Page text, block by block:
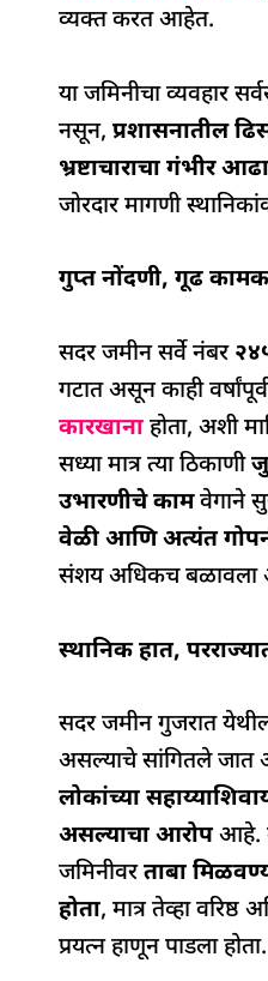
व्यक्त करत आहेत.
या जमिनीचा व्यवहार
नसून,प्रशासनातील
भ्रष्टाचाराचा गंभीर
जोरदार मागणी
गुप्त नोंदणी,गूढ
सदर जमीन सर्वे नंबर
गटात असून काही
कारखाना होता, अशी
सध्या मात्र त्या ठिकाणी
उभारणीचे कामवेगाने
वेळी आणि अत्यंत
संशय अधिकच
स्थानिक हात,
सदर जमीन गुजरात येथील
असल्याचे सांगितले
लोकांच्या
असल्याचा आरोप आहे.
जमिनीवरताबा
होता, मात्र तेव्हा वरिष्ठ
प्रयत्न हाणून पाडला होता.